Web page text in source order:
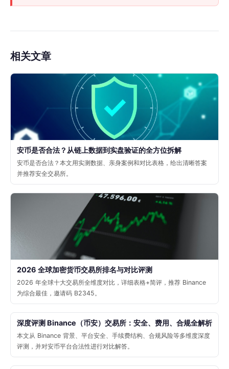
相关文章
安币是否合法？从链上数据到实盘验证的全方位拆解
安币是否合法？本文用实测数据、亲身案例和对比表格，给出清晰答案
并推荐安全交易所。
2026 全球加密货币交易所排名与对比评测
2026 年全球十大交易所全维度对比，详细表格+简评，推荐 Binance
为综合最佳，邀请码 B2345。
深度评测 Binance（币安）交易所：安全、费用、合规全解析
本文从 Binance 背景、平台安全、手续费结构、合规风险等多维度深度
评测，并对安币平台合法性进行对比解答。